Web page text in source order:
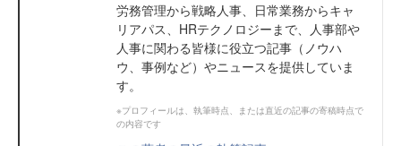
労務管理から戦略人事、日常業務からキャ
リアパス、HRテクノロジーまで、人事部や
人事に関わる皆様に役立つ記事（ノウハ
ウ、事例など）やニュースを提供していま
す。
※プロフィールは、執筆時点、または直近の記事の寄稿時点で
の内容です